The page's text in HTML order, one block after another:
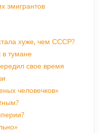
эмигрантов
хуже, чем СССР?
в тумане
свое время
человечков»